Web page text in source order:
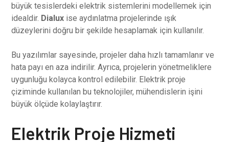
büyük tesislerdeki elektrik sistemlerini modellemek için
idealdir. Dialux ise aydınlatma projelerinde ışık
düzeylerini doğru bir şekilde hesaplamak için kullanılır.
Bu yazılımlar sayesinde, projeler daha hızlı tamamlanır ve
hata payı en aza indirilir. Ayrıca, projelerin yönetmeliklere
uygunluğu kolayca kontrol edilebilir. Elektrik proje
çiziminde kullanılan bu teknolojiler, mühendislerin işini
büyük ölçüde kolaylaştırır.
Elektrik Proje Hizmeti